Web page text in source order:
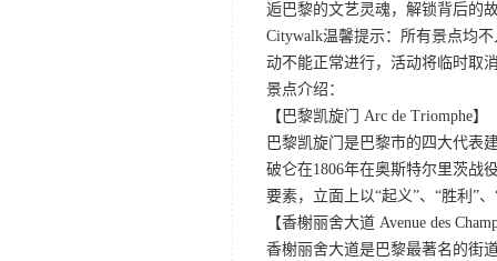
逅巴黎的文艺灵魂，解锁背后的
Citywalk温馨提示：所有景点均
动不能正常进行，活动将临时取
景点介绍：
【巴黎凯旋门 Arc de Triomphe】
巴黎凯旋门是巴黎市的四大代表
破仑在1806年在奥斯特尔里茨战
要素，立面上以“起义”、“胜利”
【香榭丽舍大道 Avenue des
香榭丽舍大道是巴黎最著名的街